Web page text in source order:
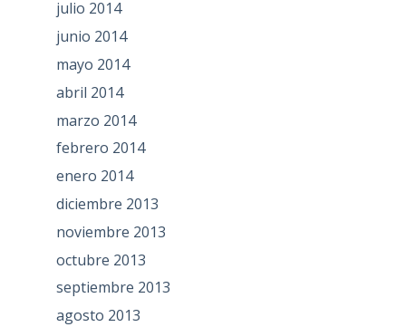
julio 2014
junio 2014
mayo 2014
abril 2014
marzo 2014
febrero 2014
enero 2014
diciembre 2013
noviembre 2013
octubre 2013
septiembre 2013
agosto 2013